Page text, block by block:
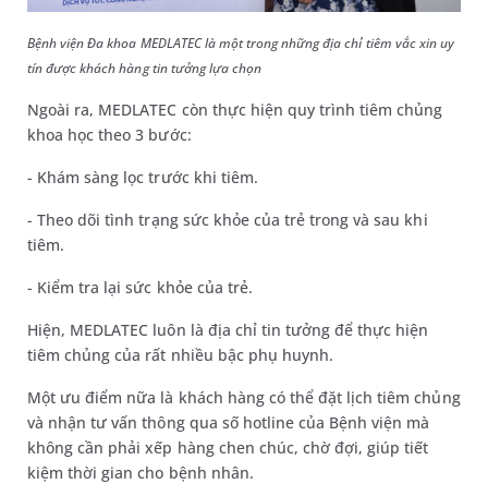
Bệnh viện Đa khoa MEDLATEC là một trong những địa chỉ tiêm vắc xin uy
tín được khách hàng tin tưởng lựa chọn
Ngoài ra, MEDLATEC còn thực hiện quy trình tiêm chủng
khoa học theo 3 bước:
- Khám sàng lọc trước khi tiêm.
- Theo dõi tình trạng sức khỏe của trẻ trong và sau khi
tiêm.
- Kiểm tra lại sức khỏe của trẻ.
Hiện, MEDLATEC luôn là địa chỉ tin tưởng để thực hiện
tiêm chủng của rất nhiều bậc phụ huynh.
Một ưu điểm nữa là khách hàng có thể đặt lịch tiêm chủng
và nhận tư vấn thông qua số hotline của Bệnh viện mà
không cần phải xếp hàng chen chúc, chờ đợi, giúp tiết
kiệm thời gian cho bệnh nhân.